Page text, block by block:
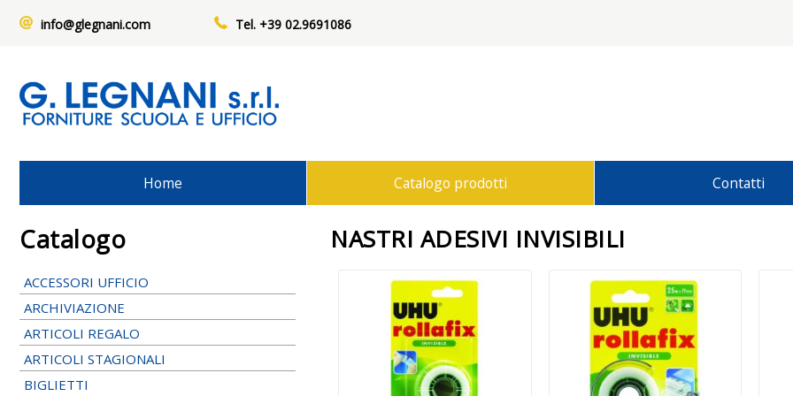
info@glegnani.com Tel. +39 02.9691086
Home Catalogo prodotti Contatti
Catalogo
ACCESSORI UFFICIO
ARCHIVIAZIONE
ARTICOLI REGALO
ARTICOLI STAGIONALI
BIGLIETTI
NASTRI ADESIVI INVISIBILI